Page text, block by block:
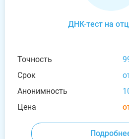
ДНК-тест на
Точность
Срок
Анонимность
Цена